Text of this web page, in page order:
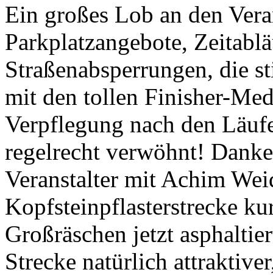
Ein großes Lob an den
Parkplatzangebote,
Straßenabsperrungen, die
mit den tollen Finisher-
Verpflegung nach den
regelrecht verwöhnt!
Veranstalter mit Achim
Kopfsteinpflasterstrecke
Großräschen jetzt
Strecke natürlich